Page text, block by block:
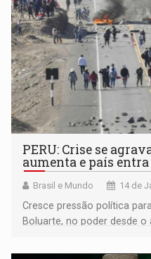
PERU: Crise se
aumenta e país
Brasil e Mundo 14 de
Cresce pressão política
Boluarte, no poder desde
Embaixador em Brasília